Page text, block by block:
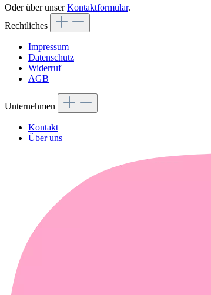
Oder über unserKontaktformular.
Rechtliches
Impressum
Datenschutz
Widerruf
AGB
Unternehmen
Kontakt
Über uns